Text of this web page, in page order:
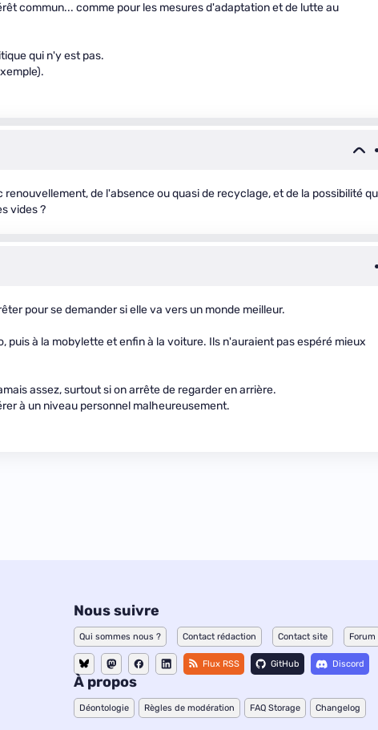
commun... comme pour les mesures d'adaptation et de lutte au
qui n'y est pas.
de l'absence ou quasi de recyclage, et de la possibilité
vides ?
pour se demander si elle va vers un monde meilleur.
puis à la mobylette et enfin à la voiture. Ils n'auraient pas espéré mieux
assez, surtout si on arrête de regarder en arrière.
à un niveau personnel malheureusement.
Nous suivre
Qui sommes nous ? Contact rédaction Contact site Forum
Flux RSS GitHub Discord
À propos
Déontologie Règles de modération FAQ Storage Changelog